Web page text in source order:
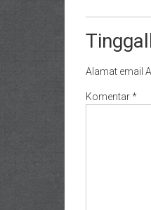
Alamat email
Komentar*